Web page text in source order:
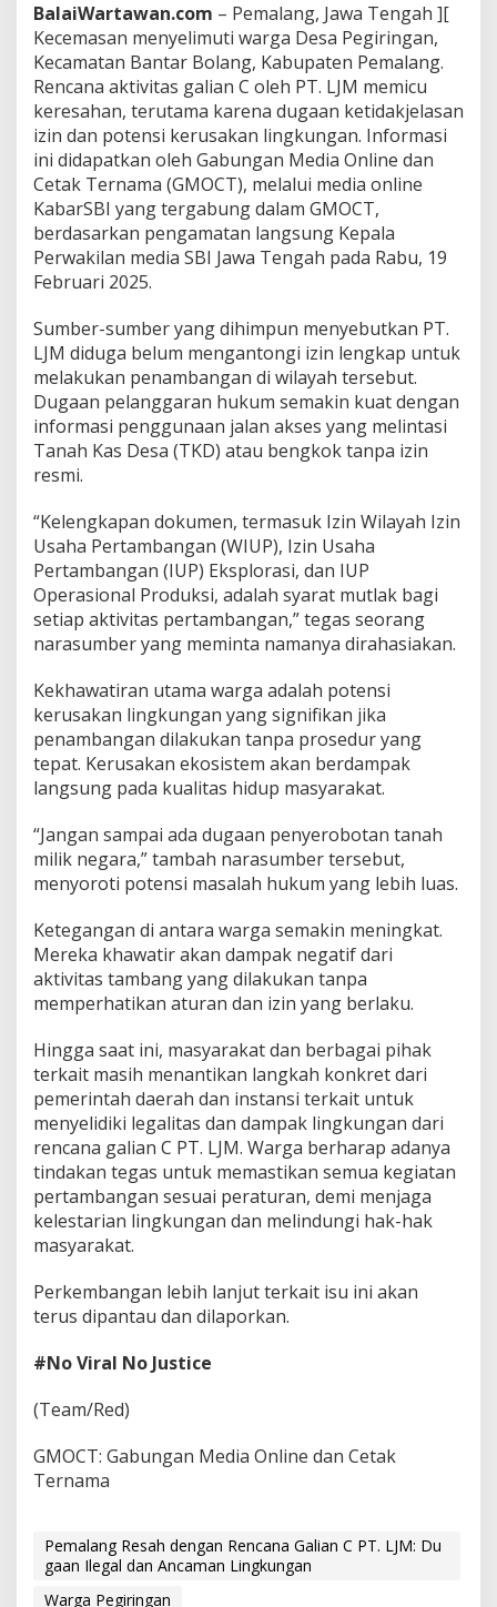
a
n
a
G
a
l
i
a
n
C
P
T
L
:
D
u
g
a
a
n
g
a
l
a
n
A
c
a
a
n
L
n
k
u
g
a
BalaiWartawan.com – Pemalang, Jawa Tengah ][
Kecemasan menyelimuti warga Desa Pegiringan,
Kecamatan Bantar Bolang, Kabupaten Pemalang.
Rencana aktivitas galian C oleh PT. LJM memicu
keresahan, terutama karena dugaan ketidakjelasan
izin dan potensi kerusakan lingkungan. Informasi
ini didapatkan oleh Gabungan Media Online dan
Cetak Ternama (GMOCT), melalui media online
KabarSBI yang tergabung dalam GMOCT,
berdasarkan pengamatan langsung Kepala
Perwakilan media SBI Jawa Tengah pada Rabu, 19
Februari 2025.
Sumber-sumber yang dihimpun menyebutkan PT.
LJM diduga belum mengantongi izin lengkap untuk
melakukan penambangan di wilayah tersebut.
Dugaan pelanggaran hukum semakin kuat dengan
informasi penggunaan jalan akses yang melintasi
Tanah Kas Desa (TKD) atau bengkok tanpa izin
resmi.
“Kelengkapan dokumen, termasuk Izin Wilayah Izin
Usaha Pertambangan (WIUP), Izin Usaha
Pertambangan (IUP) Eksplorasi, dan IUP
Operasional Produksi, adalah syarat mutlak bagi
setiap aktivitas pertambangan,” tegas seorang
narasumber yang meminta namanya dirahasiakan.
Kekhawatiran utama warga adalah potensi
kerusakan lingkungan yang signifikan jika
penambangan dilakukan tanpa prosedur yang
tepat. Kerusakan ekosistem akan berdampak
langsung pada kualitas hidup masyarakat.
“Jangan sampai ada dugaan penyerobotan tanah
milik negara,” tambah narasumber tersebut,
menyoroti potensi masalah hukum yang lebih luas.
Ketegangan di antara warga semakin meningkat.
Mereka khawatir akan dampak negatif dari
aktivitas tambang yang dilakukan tanpa
memperhatikan aturan dan izin yang berlaku.
Hingga saat ini, masyarakat dan berbagai pihak
terkait masih menantikan langkah konkret dari
pemerintah daerah dan instansi terkait untuk
menyelidiki legalitas dan dampak lingkungan dari
rencana galian C PT. LJM. Warga berharap adanya
tindakan tegas untuk memastikan semua kegiatan
pertambangan sesuai peraturan, demi menjaga
kelestarian lingkungan dan melindungi hak-hak
masyarakat.
Perkembangan lebih lanjut terkait isu ini akan
terus dipantau dan dilaporkan.
#No Viral No Justice
(Team/Red)
GMOCT: Gabungan Media Online dan Cetak
Ternama
Pemalang Resah dengan Rencana Galian C PT. LJM: Du
gaan Ilegal dan Ancaman Lingkungan
Warga Pegiringan